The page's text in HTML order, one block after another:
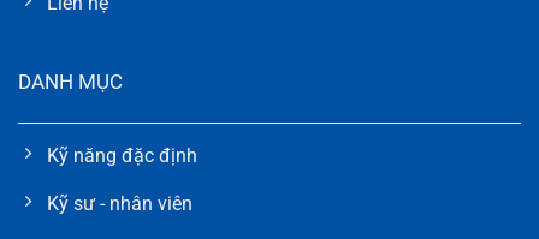
DANH MỤC
Kỹ năng đặc định
Kỹ sư - nhân viên